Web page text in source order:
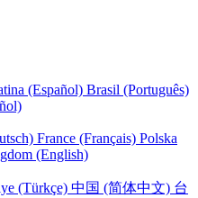
(Español) Brasil (Português)
France (Français) Polska
(English)
(Türkçe) 中国 (简体中文) 台